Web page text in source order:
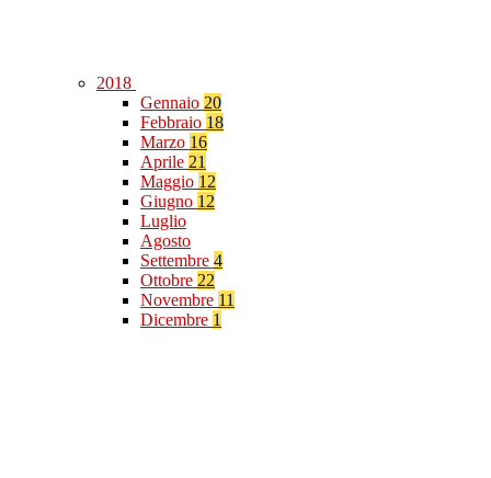
2018
Gennaio 20
Febbraio 18
Marzo 16
Aprile 21
Maggio 12
Giugno 12
Luglio
Agosto
Settembre 4
Ottobre 22
Novembre 11
Dicembre 1